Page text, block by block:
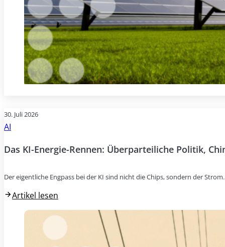
30. Juli 2026
AI
Das KI-Energie-Rennen: Überparteiliche Politik,
Der eigentliche Engpass bei der KI sind nicht die Chips, sondern der
Artikel lesen